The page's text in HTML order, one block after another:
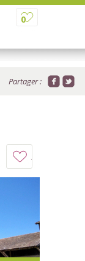
0
Partager :
à
carnet